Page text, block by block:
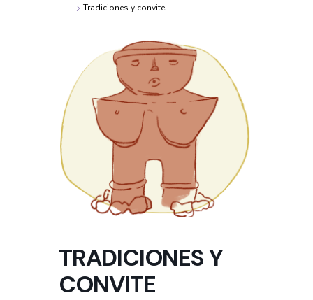
Tradiciones y convite
TRADICIONES Y
CONVITE